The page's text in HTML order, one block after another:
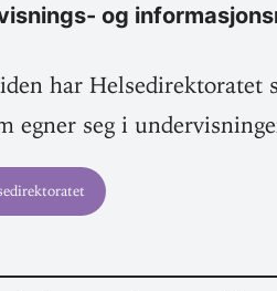
og
har Helse­di­rek­to­ratet
egner seg i